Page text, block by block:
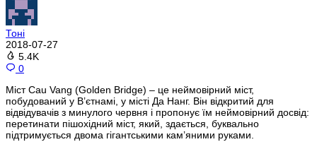
Тоні
2018-07-27
5.4K
0
Міст Cau Vang (Golden Bridge) – це неймовірний міст,
побудований у В’єтнамі, у місті Да Нанг. Він відкритий для
відвідувачів з минулого червня і пропонує їм неймовірний досвід:
перетинати пішохідний міст, який, здається, буквально
підтримується двома гігантськими кам’яними руками.